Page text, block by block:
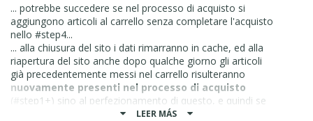
... potrebbe succedere se nel processo di acquisto si
aggiungono articoli al carrello senza completare l'acquisto
nello #step4...
... alla chiusura del sito i dati rimarranno in cache, ed alla
riapertura del sito anche dopo qualche giorno gli articoli
già precedentemente messi nel carrello risulteranno
nuovamente presenti nel processo di acquisto
(#step1+) sino al perfezionamento di questo, e quindi se
c'erano sconti questi appariranno in cart anche se
LEER MÁS